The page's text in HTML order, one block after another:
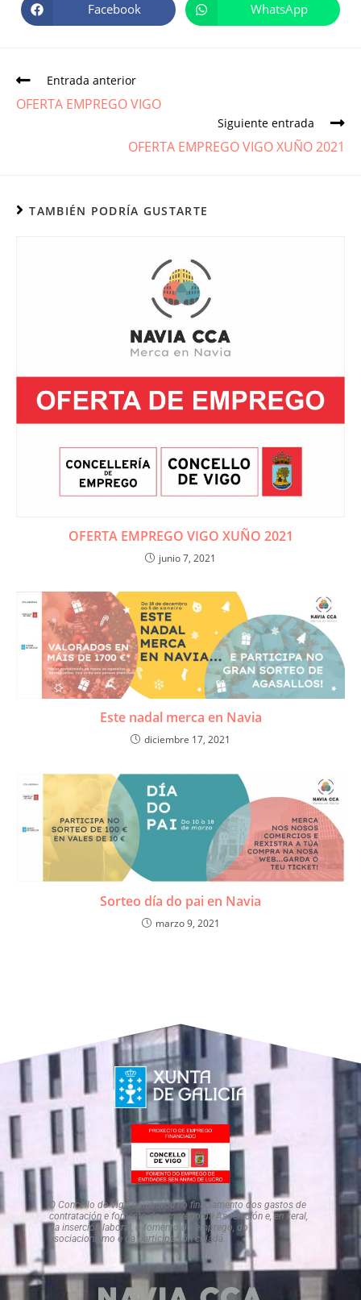
Facebook WhatsApp
Entrada anterior
OFERTA EMPREGO VIGO
Siguiente entrada
OFERTA EMPREGO VIGO XUÑO 2021
TAMBIÉN PODRÍA GUSTARTE
OFERTA EMPREGO VIGO XUÑO 2021
junio 7, 2021
Este nadal merca en Navia
diciembre 17, 2021
Sorteo día do pai en Navia
marzo 9, 2021
O Concello de Vigo colaborou no finaciamento dos gastos de
contratación e fomento do emprego da Asociación e, en xeral,
da inserción laboral, o fomento do emprego, do
asociacionismo e da participación cidadá.